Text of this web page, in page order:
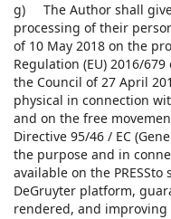
g) The Author shall
processing of their
of 10 May 2018 on the
Regulation (EU) 2016/
the Council of 27 April
physical in connection
and on the free
Directive 95/46 / EC
the purpose and in
available on the
DeGruyter platform,
rendered, and improving